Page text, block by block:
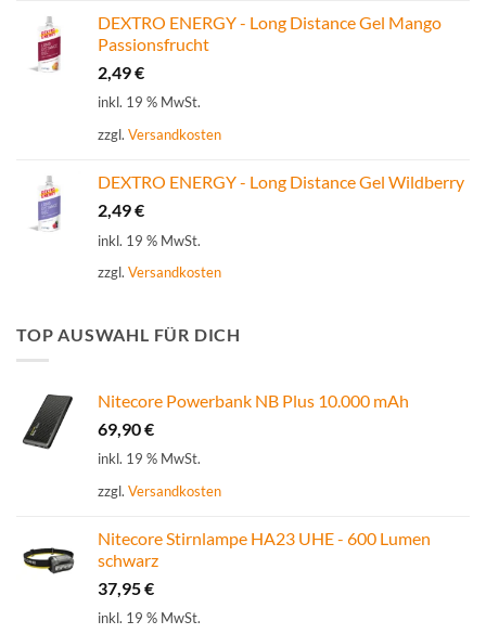
DEXTRO ENERGY - Long Distance Gel Mango
Passionsfrucht
2,49€
inkl. 19 % MwSt.
zzgl. Versandkosten
DEXTRO ENERGY - Long Distance Gel Wildberry
2,49€
inkl. 19 % MwSt.
zzgl. Versandkosten
TOP AUSWAHL FÜR DICH
Nitecore Powerbank NB Plus 10.000 mAh
69,90€
inkl. 19 % MwSt.
zzgl. Versandkosten
Nitecore Stirnlampe HA23 UHE - 600 Lumen
schwarz
37,95€
inkl. 19 % MwSt.